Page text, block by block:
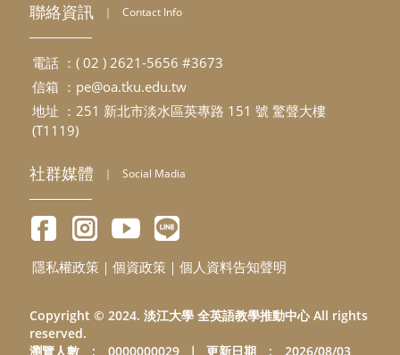
聯絡資訊 ｜ Contact Info
電話 ：( 02 ) 2621-5656 #3673
信箱 ： pe@oa.tku.edu.tw
地址 ：251 新北市淡水區英專路 151 號 驚聲大樓
(T1119)
社群媒體 ｜ Social Madia
隱私權政策｜ 個資政策｜ 個人資料告知聲明
Copyright © 2024. 淡江大學 全英語教學推動中心 All rights
reserved.
瀏覽人數 : 0000000029
｜ 更新日期 : 2026/08/03